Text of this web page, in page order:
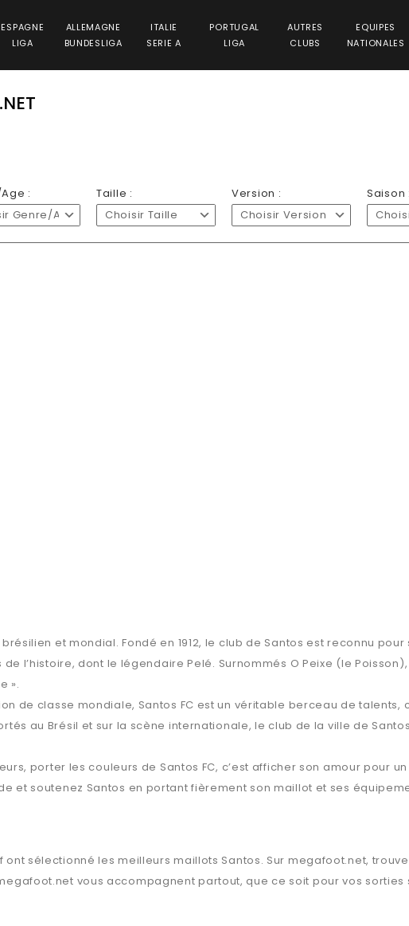
ESPAGNE
LIGA
ALLEMAGNE
BUNDESLIGA
ITALIE
SERIE A
PORTUGAL
LIGA
AUTRES
CLUBS
EQUIPES
NATIONALES
:
Genre/Age
Taille :
Choisir Taille
Version :
Choisir Version
Saison :
et mondial. Fondé en 1912, le club de Santos est reconnu
l’histoire, dont le légendaire Pelé. Surnommés O Peixe (le
».
de classe mondiale, Santos FC est un véritable berceau de talents,
au Brésil et sur la scène internationale, le club de la ville de
porter les couleurs de Santos FC, c’est afficher son amour pour
et soutenez Santos en portant fièrement son maillot et ses
sélectionné les meilleurs maillots Santos. Sur megafoot.net,
vous accompagnent partout, que ce soit pour vos